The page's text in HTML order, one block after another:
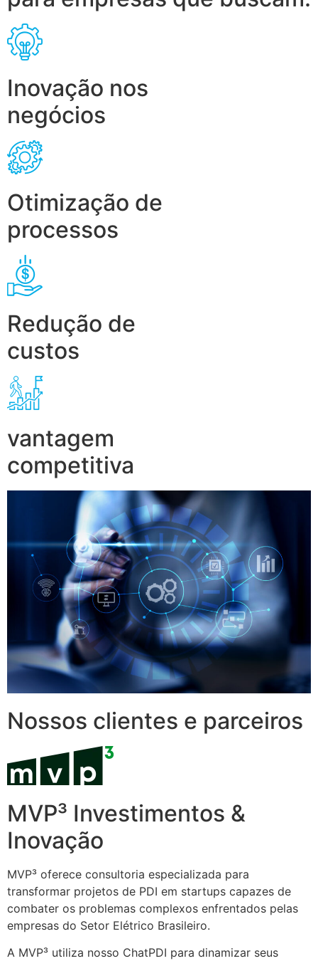
Inovação nos
negócios
Otimização de
processos
Redução de
custos
vantagem
competitiva
Nossos clientes e parceiros
MVP³ Investimentos &
Inovação
MVP³ oferece consultoria especializada para
transformar projetos de PDI em startups capazes de
combater os problemas complexos enfrentados pelas
empresas do Setor Elétrico Brasileiro.
A MVP³ utiliza nosso ChatPDI para dinamizar seus